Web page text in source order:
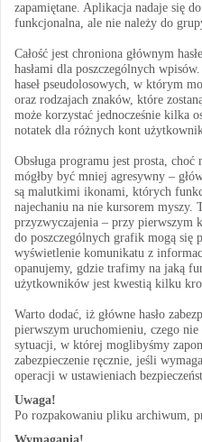
zapamiętane. Aplikacja nadaje się
funkcjonalna, ale nie należy do
Całość jest chroniona głównym
hasłami dla poszczególnych
haseł pseudolosowych, w którym
oraz rodzajach znaków, które
może korzystać jednocześnie kilka
notatek dla różnych kont
Obsługa programu jest prosta,
mógłby być mniej agresywny –
są malutkimi ikonami, których
najechaniu na nie kursorem myszy.
przyzwyczajenia – przy pierwszym
do poszczególnych grafik mogą się
wyświetlenie komunikatu z
opanujemy, gdzie trafimy na jaką
użytkowników jest kwestią kilku
Warto dodać, iż główne hasło
pierwszym uruchomieniu, czego
sytuacji, w której moglibyśmy
zabezpieczenie ręcznie, jeśli
operacji w ustawieniach
Uwaga!
Po rozpakowaniu pliku archiwum,